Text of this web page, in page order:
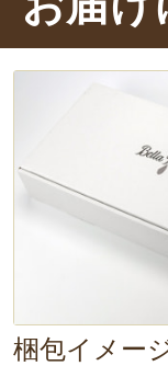
特有のエ
具材の豊
間違いなし
味な長ね
梱包イメー